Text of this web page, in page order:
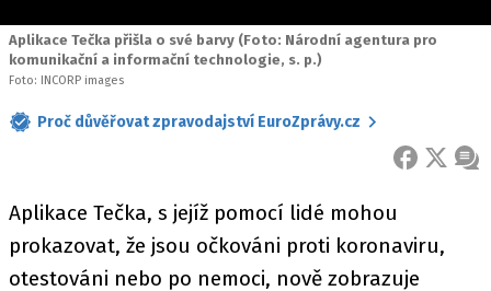
Aplikace Tečka přišla o své barvy (Foto: Národní agentura pro
komunikační a informační technologie, s. p.)
Foto: INCORP images
Proč důvěřovat zpravodajství EuroZprávy.cz
FACEBOOK
X
Aplikace Tečka, s jejíž pomocí lidé mohou
prokazovat, že jsou očkováni proti koronaviru,
otestováni nebo po nemoci, nově zobrazuje